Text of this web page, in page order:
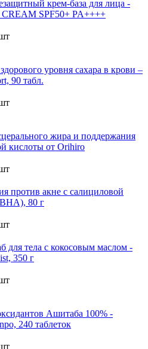
крем-база для лица -
SPF50+ PA++++
уровня сахара в крови –
90 табл.
жира и поддержания
кислоты от Orihiro
против акне с салициловой
80 г
для тела с кокосовым маслом -
350 г
Ашитаба 100% -
240 таблеток